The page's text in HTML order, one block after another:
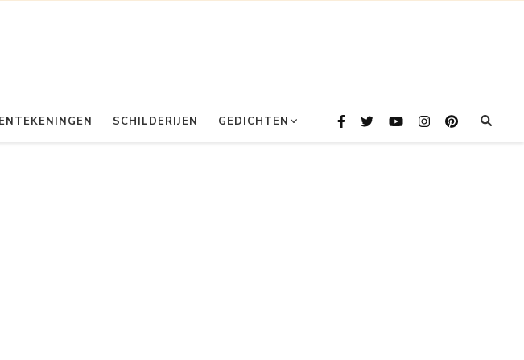
SCHILDERIJEN GEDICHTEN